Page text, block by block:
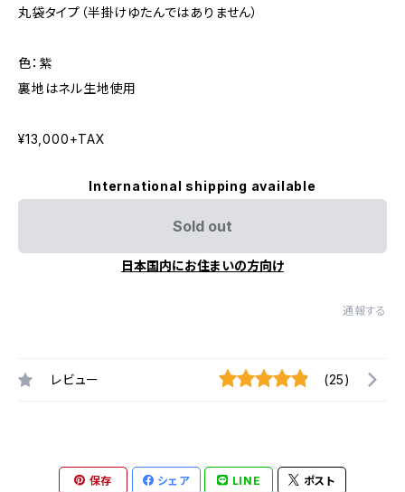
丸袋タイプ（半掛けゆたんではありません）
色：紫
裏地はネル生地使用
¥13,000+TAX
International shipping available
Sold out
日本国内にお住まいの方向け
通報する
レビュー (25)
保存 シェア LINE ポスト